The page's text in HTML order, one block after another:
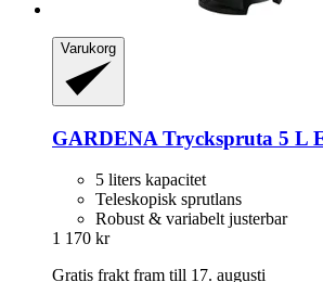
Varukorg
GARDENA Tryckspruta 5 L
5 liters kapacitet
Teleskopisk sprutlans
Robust & variabelt justerbar
1 170 kr
Gratis frakt fram till 17. augusti